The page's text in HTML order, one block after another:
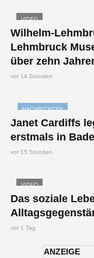
VIDEO
Wilhelm-
Lehmbruck
über zehn
vor 14 Stunden
NACHRICHTEN
Janet Cardiffs
erstmals in
vor 15 Stunden
VIDEO
Das soziale
vor 1 Tag
ANZEIGE